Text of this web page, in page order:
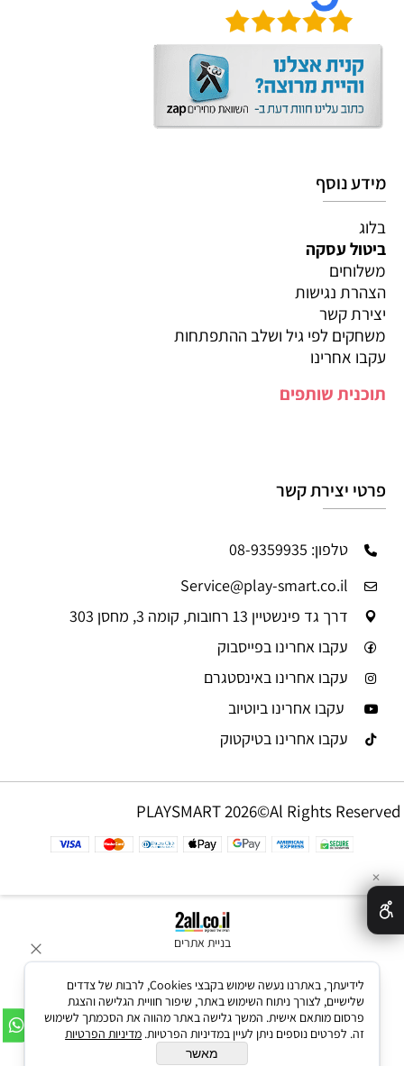
מידע נוסף
בלוג
ביטול עסקה
משלוחים
הצהרת נגישות
יצירת קשר
משחקים לפי גיל ושלב ההתפתחות
עקבו אחרינו
תוכנית שותפים
פרטי יצירת קשר
טלפון: 08-9359935
Service@play-smart.co.il
דרך גד פינשטיין 13 רחובות, קומה 3, מחסן 303
עקבו אחרינו בפייסבוק
עקבו אחרינו באינסטגרם
עקבו אחרינו ביוטיוב
עקבו אחרינו בטיקטוק
PLAYSMART 2026©Al Rights Reserved
בניית אתרים
✕
לידיעתך, באתרנו נעשה שימוש בקבצי Cookies, לרבות של צדדים
שלישיים, לצורך ניתוח השימוש באתר, שיפור חוויית הגלישה והצגת
פרסום מותאם אישית. המשך גלישה באתר מהווה את הסכמתך לשימוש
זה. לפרטים נוספים ניתן לעיין במדיניות הפרטיות. מדיניות הפרטיות
מאשר